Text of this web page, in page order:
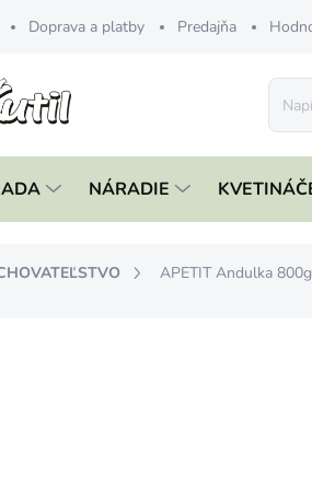
Doprava a platby Predajňa
NÁRADIE
APETIT Andulka 800g